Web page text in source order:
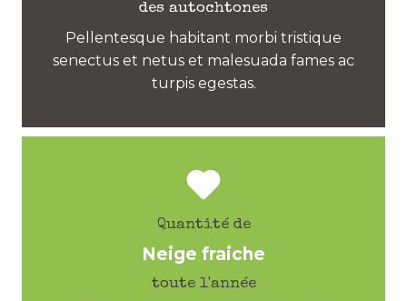
des autochtones
Pellentesque habitant morbi tristique
senectus et netus et malesuada fames ac
turpis egestas.
Quantité de
Neige fraiche
toute l'année